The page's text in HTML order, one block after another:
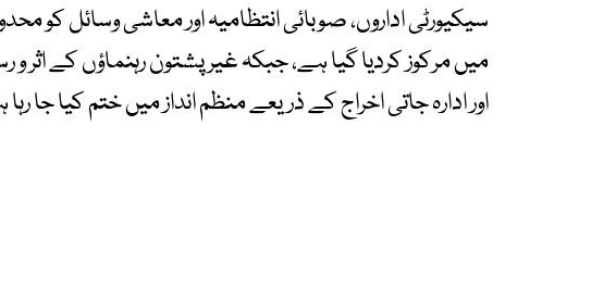
سیکیورٹی اداروں، صوبائی انتظامیہ اور معاشی وسائل کو
میں مرکوز کردیا گیا ہے، جبکہ غیر پشتون رہنماؤں کے اثر و
اور ادارہ جاتی اخراج کے ذریعے منظم انداز میں ختم کیا جا